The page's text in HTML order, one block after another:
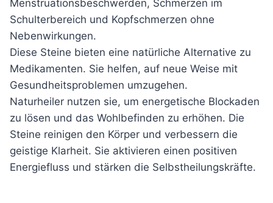
Menstruationsbeschwerden, Schmerzen im
Schulterbereich und Kopfschmerzen ohne
Nebenwirkungen.
Diese Steine bieten eine natürliche Alternative zu
Medikamenten. Sie helfen, auf neue Weise mit
Gesundheitsproblemen umzugehen.
Naturheiler nutzen sie, um energetische Blockaden
zu lösen und das Wohlbefinden zu erhöhen. Die
Steine reinigen den Körper und verbessern die
geistige Klarheit. Sie aktivieren einen positiven
Energiefluss und stärken die Selbstheilungskräfte.